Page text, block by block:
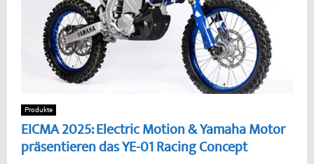
Produkte
EICMA 2025: Electric Motion & Yamaha Motor
präsentieren das YE-01 Racing Concept